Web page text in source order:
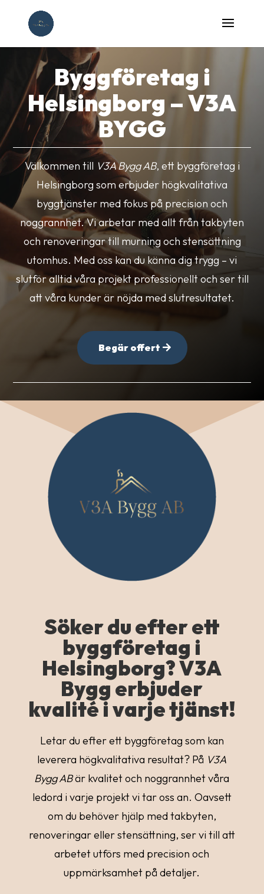
Byggföretag i
Helsingborg – V3A
BYGG
Välkommen till V3A Bygg AB, ett byggföretag i
Helsingborg som erbjuder högkvalitativa
byggtjänster med fokus på precision och
noggrannhet. Vi arbetar med allt från takbyten
och renoveringar till murning och stensättning
utomhus. Med oss kan du känna dig trygg – vi
slutför alltid våra projekt professionellt och ser till
att våra kunder är nöjda med slutresultatet.
Begär offert
Söker du efter ett
byggföretag i
Helsingborg? V3A
Bygg erbjuder
kvalité i varje tjänst!
Letar du efter ett byggföretag som kan
leverera högkvalitativa resultat? På V3A
Bygg ABär kvalitet och noggrannhet våra
ledord i varje projekt vi tar oss an. Oavsett
om du behöver hjälp med takbyten,
renoveringar eller stensättning, ser vi till att
arbetet utförs med precision och
uppmärksamhet på detaljer.